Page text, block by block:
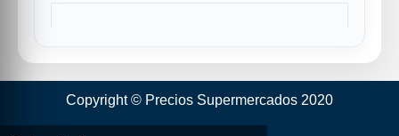
Copyright © Precios Supermercados 2020